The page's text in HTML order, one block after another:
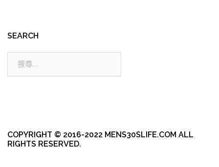
SEARCH
COPYRIGHT © 2016-2022 MENS30SLIFE.COM ALL
RIGHTS RESERVED.